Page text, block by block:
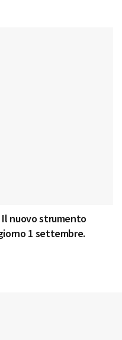
nuovo strumento
1 settembre.